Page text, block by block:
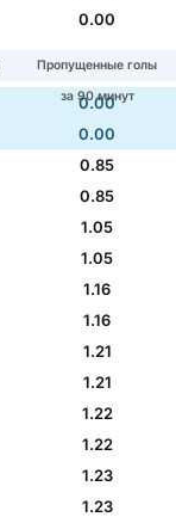
0.00
Пропущенные голы
за 90 минут
0.00
0.00
0.85
0.85
1.05
1.05
1.16
1.16
1.21
1.21
1.22
1.22
1.23
1.23